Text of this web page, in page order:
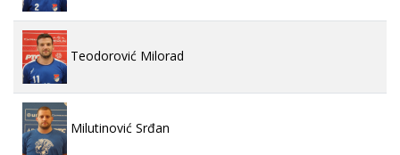
Teodorović Milorad
Milutinović Srđan